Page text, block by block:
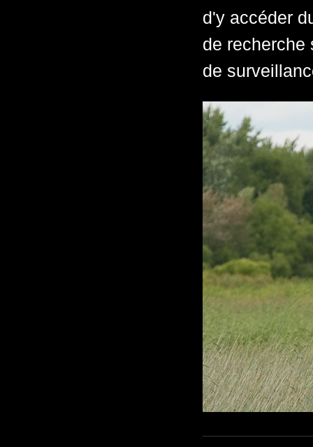
d'y accéder
de recherche
de